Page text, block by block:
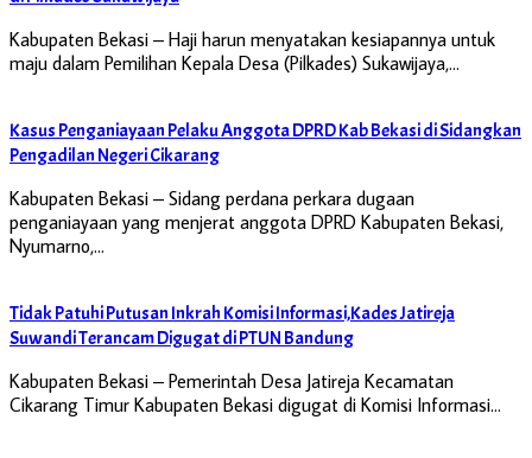
Kabupaten Bekasi – Haji harun menyatakan kesiapannya untuk
maju dalam Pemilihan Kepala Desa (Pilkades) Sukawijaya,…
Kasus Penganiayaan Pelaku Anggota DPRD Kab Bekasi di Sidangkan
Pengadilan Negeri Cikarang
Kabupaten Bekasi – Sidang perdana perkara dugaan
penganiayaan yang menjerat anggota DPRD Kabupaten Bekasi,
Nyumarno,…
Tidak Patuhi Putusan Inkrah Komisi Informasi,Kades Jatireja
Suwandi Terancam Digugat di PTUN Bandung
Kabupaten Bekasi – Pemerintah Desa Jatireja Kecamatan
Cikarang Timur Kabupaten Bekasi digugat di Komisi Informasi…